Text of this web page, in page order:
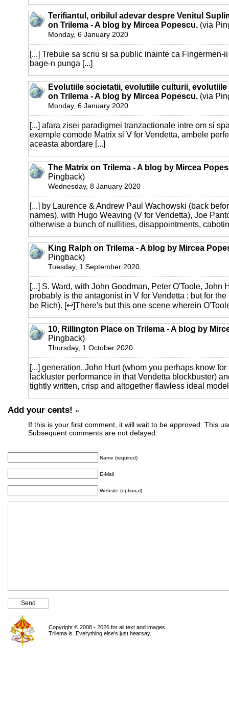
Terifiantul, oribilul adevar despre Venitul
on Trilema - A blog by Mircea Popescu. (via
Monday, 6 January 2020
[...] Trebuie sa scriu si sa public inainte ca Fingermen-
bage-n punga [...]
Evolutiile societatii, evolutiile culturii,
on Trilema - A blog by Mircea Popescu. (via
Monday, 6 January 2020
[...] afara zisei paradigmei tranzactionale intre om si
exemple comode Matrix si V for Vendetta, ambele
aceasta abordare [...]
The Matrix on Trilema - A blog by Mircea
Pingback)
Wednesday, 8 January 2020
[...] by Laurence & Andrew Paul Wachowski (back
names), with Hugo Weaving (V for Vendetta), Joe
otherwise a bunch of nullities, disappointments,
King Ralph on Trilema - A blog by Mircea
Pingback)
Tuesday, 1 September 2020
[...] S. Ward, with John Goodman, Peter O'Toole, John
probably is the antagonist in V for Vendetta ; but for
be Rich). [↩]There's but this one scene wherein
10, Rillington Place on Trilema - A blog by
Pingback)
Thursday, 1 October 2020
[...] generation, John Hurt (whom you perhaps know
lackluster performance in that Vendetta blockbuster)
tightly written, crisp and altogether flawless ideal
Add your cents! »
If this is your first comment, it will wait to be approved. This
Subsequent comments are not delayed.
Name (required)
E-Mail
Website (optional)
Copyright © 2008 - 2026 for all text and images.
Trilema is. Everything else's just hearsay.